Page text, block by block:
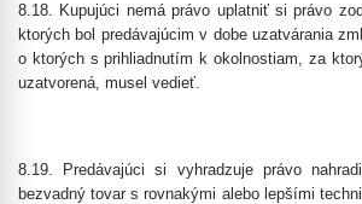
8.18. Kupujúci nemá právo uplatniť si právo
ktorých bol predávajúcim v dobe uzatvárania
o ktorých s prihliadnutím k okolnostiam, za
uzatvorená, musel vedieť.
8.19. Predávajúci si vyhradzuje právo
bezvadný tovar s rovnakými alebo lepšími